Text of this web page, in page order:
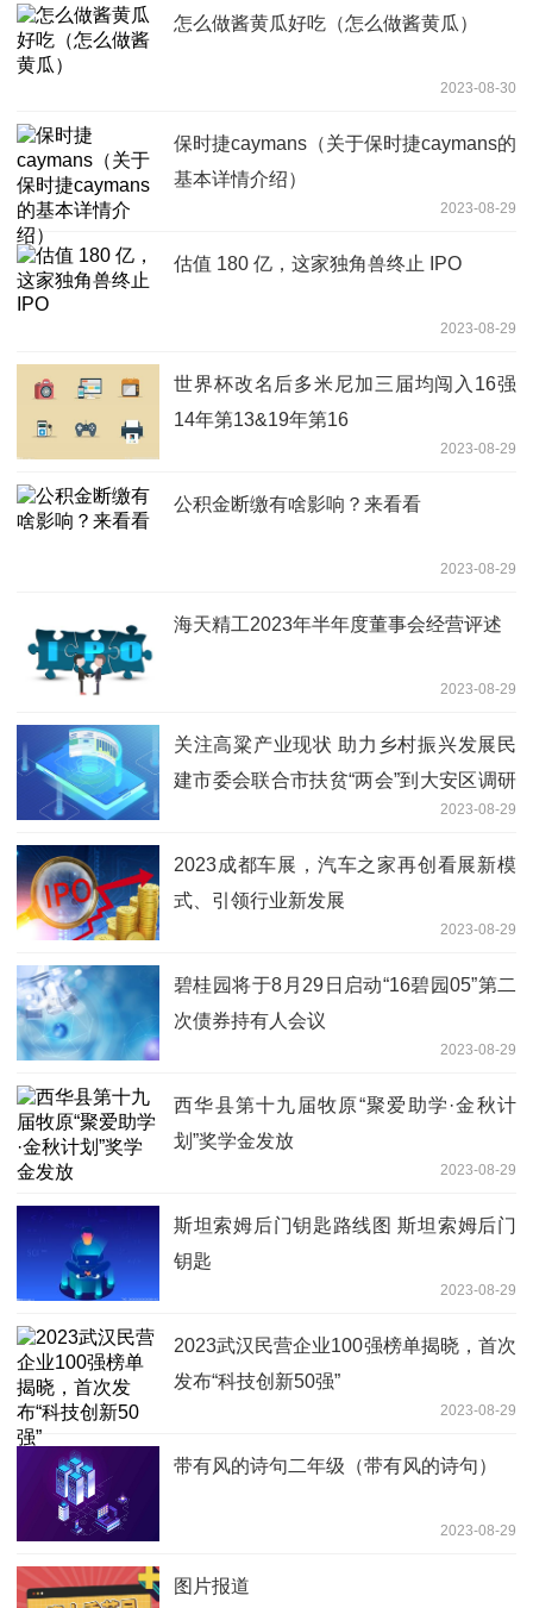
怎么做酱黄瓜好吃（怎么做酱黄瓜）
2023-08-30
保时捷caymans（关于保时捷caymans的
基本详情介绍）
2023-08-29
估值 180 亿，这家独角兽终止 IPO
2023-08-29
世界杯改名后多米尼加三届均闯入16强
14年第13&19年第16
2023-08-29
公积金断缴有啥影响？来看看
2023-08-29
海天精工2023年半年度董事会经营评述
2023-08-29
关注高粱产业现状 助力乡村振兴发展民
建市委会联合市扶贫“两会”到大安区调研
2023-08-29
2023成都车展，汽车之家再创看展新模
式、引领行业新发展
2023-08-29
碧桂园将于8月29日启动“16碧园05”第二
次债券持有人会议
2023-08-29
西华县第十九届牧原“聚爱助学·金秋计
划”奖学金发放
2023-08-29
斯坦索姆后门钥匙路线图 斯坦索姆后门
钥匙
2023-08-29
2023武汉民营企业100强榜单揭晓，首次
发布“科技创新50强”
2023-08-29
带有风的诗句二年级（带有风的诗句）
2023-08-29
图片报道